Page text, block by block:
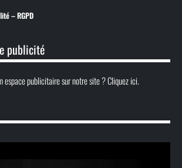
– RGPD
publicité
espace publicitaire sur notre site ? Cliquez ici.